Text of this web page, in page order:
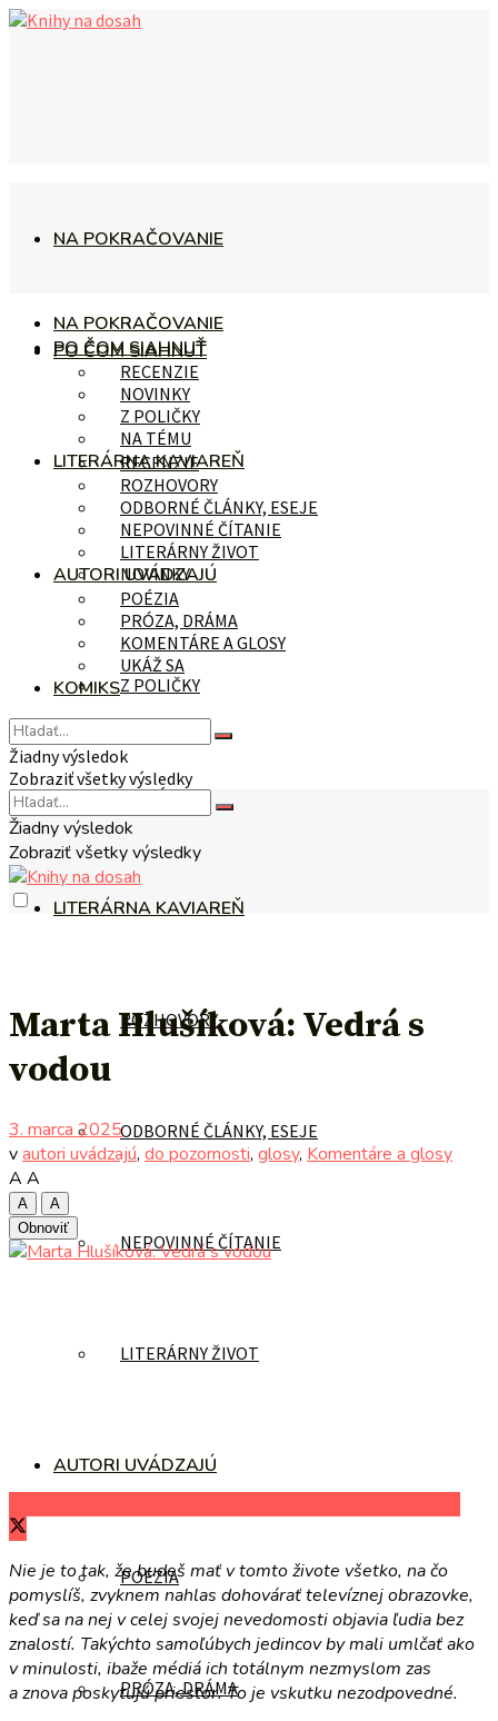
NA POKRAČOVANIE
PO ČOM SIAHNUŤ
RECENZIE
NOVINKY
Z POLIČKY
NA TÉMU
LITERÁRNA KAVIAREŇ
ROZHOVORY
ODBORNÉ ČLÁNKY, ESEJE
NEPOVINNÉ ČÍTANIE
LITERÁRNY ŽIVOT
AUTORI UVÁDZAJÚ
POÉZIA
PRÓZA, DRÁMA
NA POKRAČOVANIE
PO ČOM SIAHNUŤ
RECENZIE
NOVINKY
Z POLIČKY
NA TÉMU
LITERÁRNA KAVIAREŇ
ROZHOVORY
ODBORNÉ ČLÁNKY, ESEJE
NEPOVINNÉ ČÍTANIE
LITERÁRNY ŽIVOT
AUTORI UVÁDZAJÚ
POÉZIA
PRÓZA, DRÁMA
KOMENTÁRE A GLOSY
UKÁŽ SA
KOMIKS
Žiadny výsledok
Zobraziť všetky výsledky
Žiadny výsledok
Zobraziť všetky výsledky
Marta Hlušíková: Vedrá s
vodou
3. marca 2025
vautori uvádzajú, do pozornosti, glosy, Komentáre a glosy
A A
A
A
Obnoviť
Nie je to tak, že budeš mať v tomto živote všetko, na čo
pomyslíš, zvyknem nahlas dohovárať televíznej obrazovke,
keď sa na nej v celej svojej nevedomosti objavia ľudia bez
znalostí. Takýchto samoľúbych jedincov by mali umlčať ako
v minulosti, ibaže médiá ich totálnym nezmyslom zas
a znova poskytujú priestor. To je vskutku nezodpovedné.